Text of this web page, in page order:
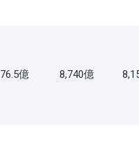
76.5億 8,740億